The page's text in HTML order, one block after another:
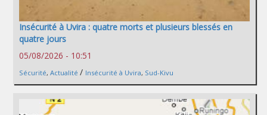
Insécurité à Uvira : quatre morts et plusieurs blessés en
quatre jours
05/08/2026 - 10:51
Sécurité, Actualité / Insécurité à Uvira, Sud-Kivu